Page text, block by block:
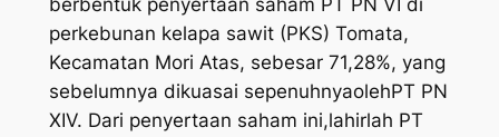
berbentuk penyertaan saham PT PN VI di
perkebunan kelapa sawit (PKS) Tomata,
Kecamatan Mori Atas, sebesar 71,28%, yang
sebelumnya dikuasai sepenuhnyaolehPT PN
XIV. Dari penyertaan saham ini,lahirlah PT